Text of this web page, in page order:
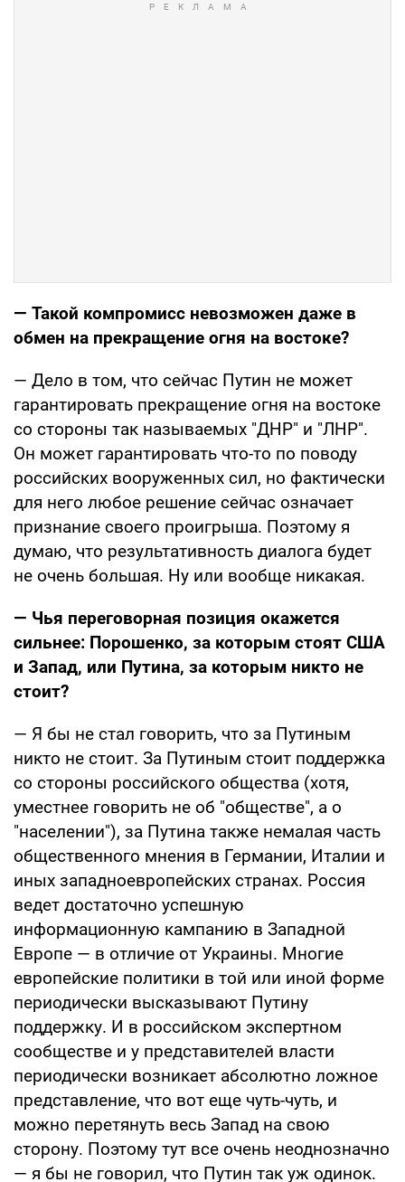
— Такой компромисс невозможен даже в
обмен на прекращение огня на востоке?
— Дело в том, что сейчас Путин не может
гарантировать прекращение огня на востоке
со стороны так называемых "ДНР" и "ЛНР".
Он может гарантировать что-то по поводу
российских вооруженных сил, но фактически
для него любое решение сейчас означает
признание своего проигрыша. Поэтому я
думаю, что результативность диалога будет
не очень большая. Ну или вообще никакая.
— Чья переговорная позиция окажется
сильнее: Порошенко, за которым стоят США
и Запад, или Путина, за которым никто не
стоит?
— Я бы не стал говорить, что за Путиным
никто не стоит. За Путиным стоит поддержка
со стороны российского общества (хотя,
уместнее говорить не об "обществе", а о
"населении"), за Путина также немалая часть
общественного мнения в Германии, Италии и
иных западноевропейских странах. Россия
ведет достаточно успешную
информационную кампанию в Западной
Европе — в отличие от Украины. Многие
европейские политики в той или иной форме
периодически высказывают Путину
поддержку. И в российском экспертном
сообществе и у представителей власти
периодически возникает абсолютно ложное
представление, что вот еще чуть-чуть, и
можно перетянуть весь Запад на свою
сторону. Поэтому тут все очень неоднозначно
— я бы не говорил, что Путин так уж одинок.